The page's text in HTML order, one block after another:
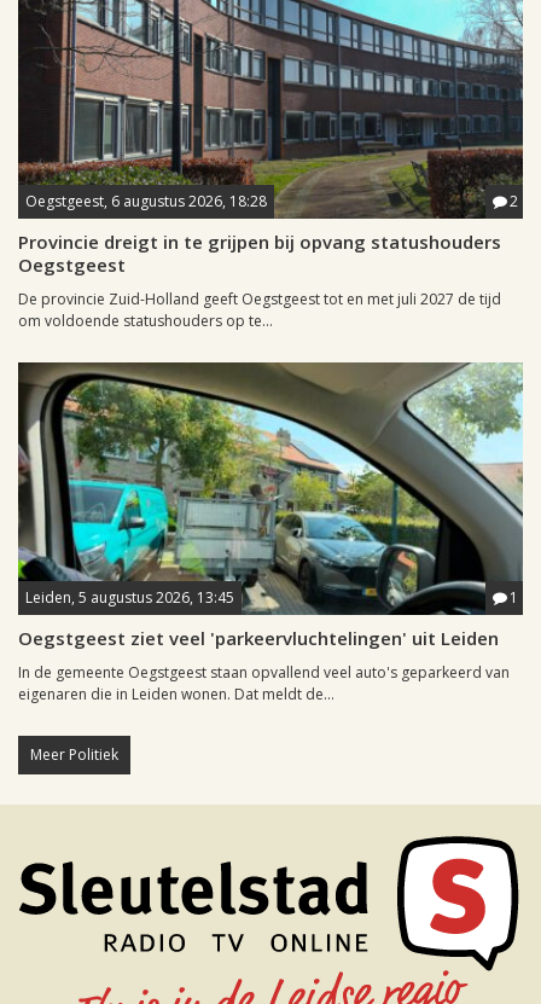
Oegstgeest, 6 augustus 2026, 18:28 2
Provincie dreigt in te grijpen bij opvang statushouders
Oegstgeest
De provincie Zuid-Holland geeft Oegstgeest tot en met juli 2027 de tijd
om voldoende statushouders op te...
Leiden, 5 augustus 2026, 13:45 1
Oegstgeest ziet veel 'parkeervluchtelingen' uit Leiden
In de gemeente Oegstgeest staan opvallend veel auto's geparkeerd van
eigenaren die in Leiden wonen. Dat meldt de...
Meer Politiek